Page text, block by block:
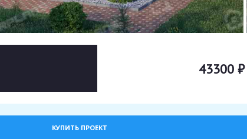
43300 ₽
КУПИТЬ ПРОЕКТ